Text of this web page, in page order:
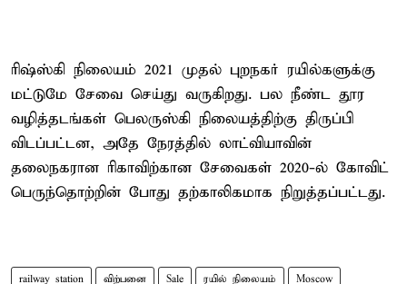
ரிஷ்ஸ்கி நிலையம் 2021 முதல் புறநகர் ரயில்களுக்கு
மட்டுமே சேவை செய்து வருகிறது. பல நீண்ட தூர
வழித்தடங்கள் பெலருஸ்கி நிலையத்திற்கு திருப்பி
விடப்பட்டன, அதே நேரத்தில் லாட்வியாவின்
தலைநகரான ரிகாவிற்கான சேவைகள் 2020-ல் கோவிட்
பெருந்தொற்றின் போது தற்காலிகமாக நிறுத்தப்பட்டது.
railway station விற்பனை Sale ரயில் நிலையம் Moscow